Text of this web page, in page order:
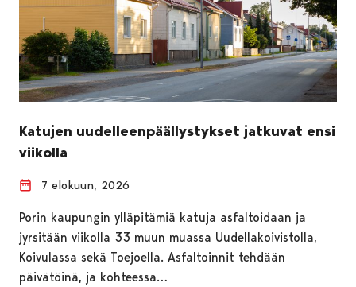
Katujen uudelleenpäällystykset jatkuvat ensi
viikolla
7 elokuun, 2026
Porin kaupungin ylläpitämiä katuja asfaltoidaan ja
jyrsitään viikolla 33 muun muassa Uudellakoivistolla,
Koivulassa sekä Toejoella. Asfaltoinnit tehdään
päivätöinä, ja kohteessa…